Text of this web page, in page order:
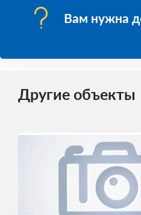
Вам нужна
Другие объекты